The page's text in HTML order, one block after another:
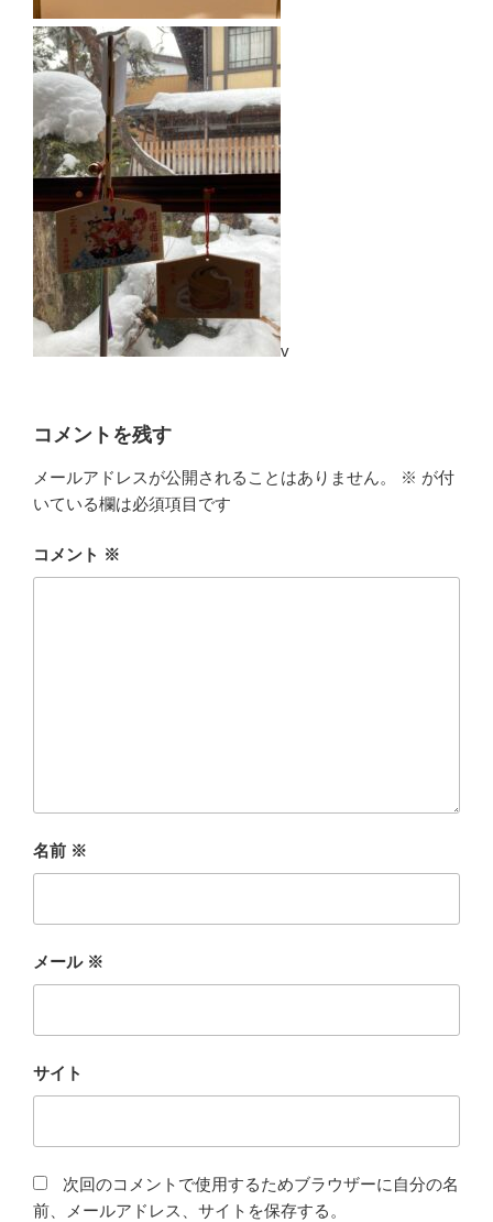
v
コメントを残す
メールアドレスが公開されることはありません。 ※ が付
いている欄は必須項目です
コメント ※
名前 ※
メール ※
サイト
次回のコメントで使用するためブラウザーに自分の名
前、メールアドレス、サイトを保存する。